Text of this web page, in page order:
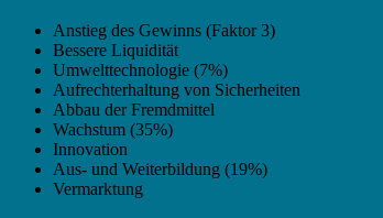
Anstieg des Gewinns (Faktor 3)
Bessere Liquidität
Umwelttechnologie (7%)
Aufrechterhaltung von Sicherheiten
Abbau der Fremdmittel
Wachstum (35%)
Innovation
Aus- und Weiterbildung (19%)
Vermarktung